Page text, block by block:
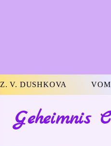
Z. V. DUSHKOVA
Geheimnis